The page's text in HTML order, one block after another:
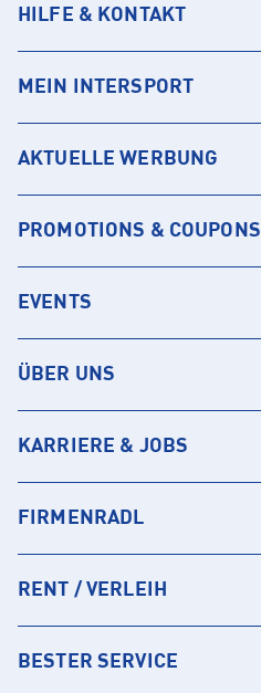
HILFE & KONTAKT
MEIN INTERSPORT
AKTUELLE WERBUNG
PROMOTIONS & COUPONS
EVENTS
ÜBER UNS
KARRIERE & JOBS
FIRMENRADL
RENT / VERLEIH
BESTER SERVICE